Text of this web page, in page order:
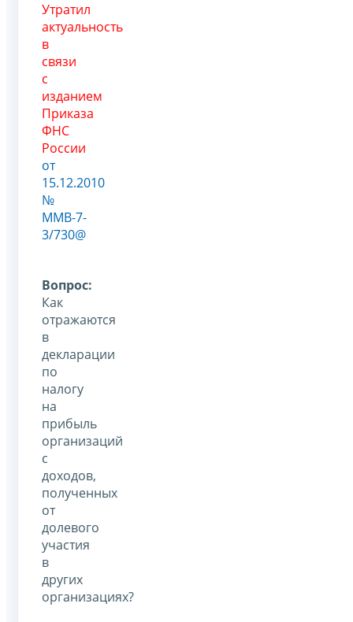
Утратил
актуальность
в
связи
с
изданием
Приказа
ФНС
России
от
15.12.2010
№
ММВ-7-
3/730@
Вопрос:
Как
отражаются
в
декларации
по
налогу
на
прибыль
организаций
с
доходов,
полученных
от
долевого
участия
в
других
организациях?